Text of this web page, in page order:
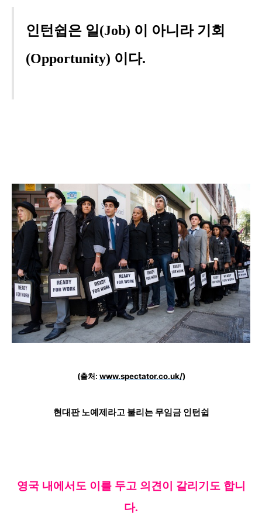
인턴쉽은 일(Job) 이 아니라 기회
(Opportunity) 이다.
(출처: www.spectator.co.uk/)
현대판 노예제라고 불리는 무임금 인턴쉽
영국 내에서도 이를 두고 의견이 갈리기도 합니
다.